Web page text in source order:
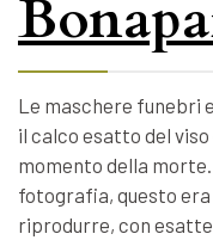
Le maschere funebri
il calco esatto del
momento della
fotografia, questo
riprodurre, con